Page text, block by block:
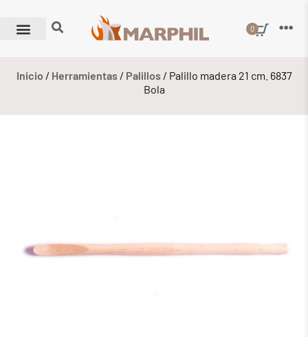
0
Inicio / Herramientas/ Palillos/ Palillo madera 21 cm. 6837
Bola